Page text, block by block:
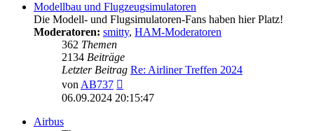
Modellbau und Flugzeugsimulatoren
Die Modell- und Flugsimulatoren-Fans haben hier Platz!
Moderatoren: smitty, HAM-Moderatoren
362 Themen
2134 Beiträge
Letzter Beitrag Re: Airliner Treffen 2024
vonAB737
Beitrag
06.09.2024 20:15:47
Airbus